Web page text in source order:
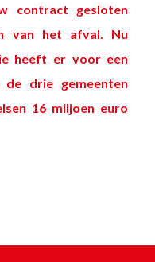
contract gesloten
van het afval. Nu
heeft er voor een
drie gemeenten
16 miljoen euro